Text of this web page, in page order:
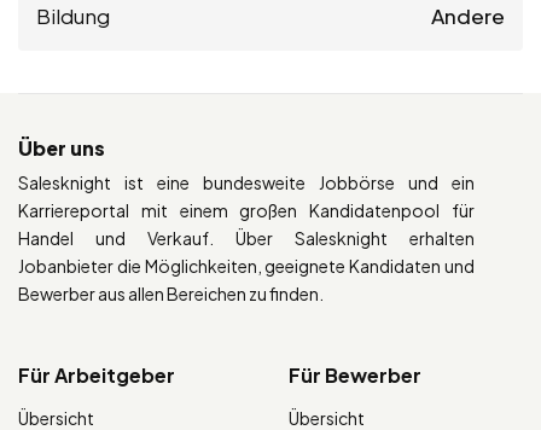
Bildung Andere
Über uns
Salesknight ist eine bundesweite Jobbörse und ein
Karriereportal mit einem großen Kandidatenpool für
Handel und Verkauf. Über Salesknight erhalten
Jobanbieter die Möglichkeiten, geeignete Kandidaten und
Bewerber aus allen Bereichen zu finden.
Für Arbeitgeber
Übersicht
Für Bewerber
Übersicht